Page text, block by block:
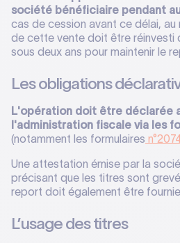
société bénéficiaire pendant
cas de cession avant ce délai,
de cette vente doit être réinvesti
sous deux ans pour maintenir le
Les obligations
L'opération doit être déclarée
l'administration fiscale via les
(notamment les formulaires
Une attestation émise par la
précisant que les titres sont
report doit également être
L’usage des titres